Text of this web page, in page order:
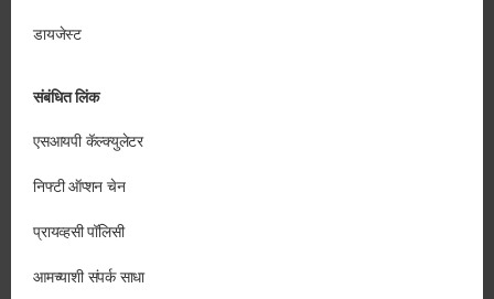
डायजेस्ट
संबंधित लिंक
एसआयपी कॅल्क्युलेटर
निफ्टी ऑप्शन चेन
प्रायव्हसी पॉलिसी
आमच्याशी संपर्क साधा